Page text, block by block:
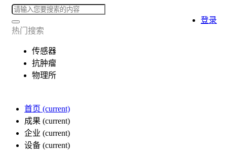
热门搜索
传感器
抗肿瘤
物理所
首页 (current)
成果 (current)
企业 (current)
设备 (current)
登录